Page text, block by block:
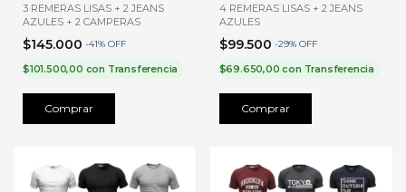
3 REMERAS LISAS + 2 JEANS
AZULES + 2 CAMPERAS
$145.000 -41% OFF
$101.500,00 con Transferencia
Comprar
4 REMERAS LISAS + 2 JEANS
AZULES
$99.500 -29% OFF
$69.650,00con Transferencia
Comprar